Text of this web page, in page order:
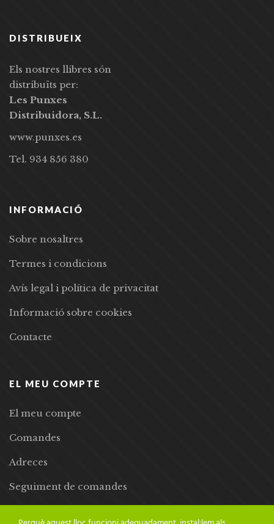
DISTRIBUEIX
Els nostres llibres són
distribuïts per:
Les Punxes
Distribuidora, S.L.
www.punxes.es
Tel. 934 856 380
INFORMACIÓ
Sobre nosaltres
Termes i condicions
Avís legal i política de privacitat
Informació sobre cookies
Contacte
EL MEU COMPTE
El meu compte
Comandes
Adreces
Seguiment de comandes